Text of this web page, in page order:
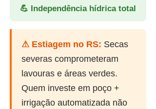
💪 Independência hídrica total
⚠ Estiagem no RS: Secas
severas comprometeram
lavouras e áreas verdes.
Quem investe em poço +
irrigação automatizada não